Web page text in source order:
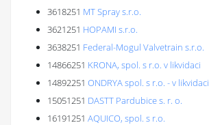
3618251 MT Spray s.r.o.
3621251 HOPAMI s.r.o.
3638251 Federal-Mogul Valvetrain s.r.o.
14866251 KRONA, spol. s r.o. v likvidaci
14892251 ONDRYA spol. s r.o. - v likvidaci
15051251 DASTT Pardubice s. r. o.
16191251 AQUICO, spol. s r.o.